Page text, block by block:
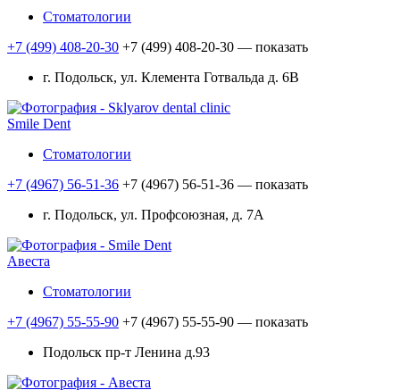
Стоматологии
+7 (499) 408-20-30 +7 (499) 408-20-30 — показать
г. Подольск, ул. Клемента Готвальда д. 6В
Smile Dent
Стоматологии
+7 (4967) 56-51-36 +7 (4967) 56-51-36 — показать
г. Подольск, ул. Профсоюзная, д. 7А
Авеста
Стоматологии
+7 (4967) 55-55-90 +7 (4967) 55-55-90 — показать
Подольск пр-т Ленина д.93